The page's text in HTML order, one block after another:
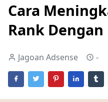
Cara
Rank
Jagoan Adsense -